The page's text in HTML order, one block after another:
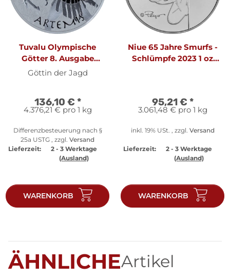
Tuvalu Olympische
Götter 8. Ausgabe
Artemis 2023 1 oz Silber
Göttin der Jagd
136,10 € *
4.376,21 € pro 1 kg
Differenzbesteuerung nach §
25a USTG , zzgl. Versand
Lieferzeit:
2 - 3 Werktage
(Ausland)
WARENKORB
Niue 65 Jahre Smurfs -
Schlümpfe 2023 1 oz
95,21 € *
3.061,48 € pro 1 kg
inkl. 19% USt. , zzgl. Versand
Lieferzeit:
2 - 3 Werktage
(Ausland)
WARENKORB
ÄHNLICHEArtikel